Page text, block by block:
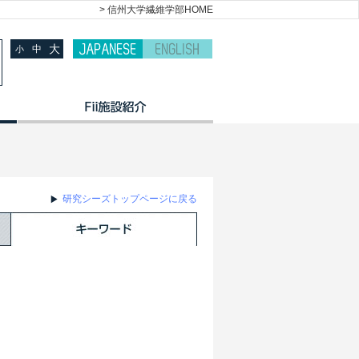
> 信州大学繊維学部HOME
小 中 大
研究シーズトップページに戻る